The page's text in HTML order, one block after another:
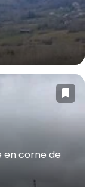
en corne de